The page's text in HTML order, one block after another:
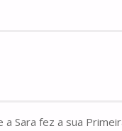
Sara fez a sua